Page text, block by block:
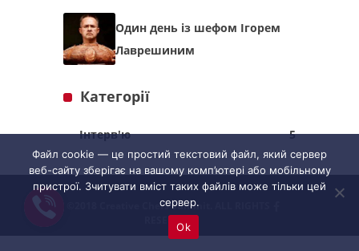
Один день із шефом Ігорем
Лаврешиним
Категорії
Інтерв'ю 5
©2018 Creative Chefs Summit. ALL RIGHTS
RESERVED
Файл cookie — це простий текстовий файл, який сервер
веб-сайту зберігає на вашому комп’ютері або мобільному
пристрої. Зчитувати вміст таких файлів може тільки цей
сервер.
Ok